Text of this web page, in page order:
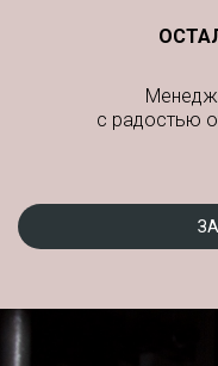
с радостью